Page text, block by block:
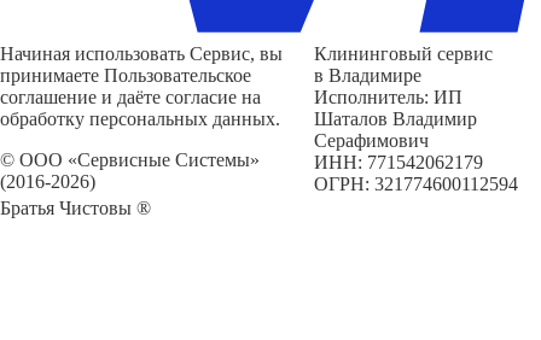
Начиная использовать Сервис, вы
принимаете Пользовательское
соглашение и даёте согласие на
обработку персональных данных.
© ООО «Сервисные Системы»
(2016-2026)
Братья Чистовы ®
Клининговый сервис
в Владимире
Исполнитель: ИП
Шаталов Владимир
Серафимович
ИНН: 771542062179
ОГРН: 321774600112594